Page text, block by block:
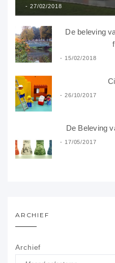
27/02/2018
De beleving
15/02/2018
26/10/2017
De Beleving
17/05/2017
ARCHIEF
Archief